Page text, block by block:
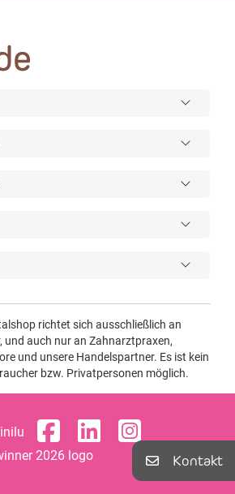
Kontakt
richtet sich ausschließlich an
und auch nur an Zahnarztpraxen,
und unsere Handelspartner. Es ist kein
bzw. Privatpersonen möglich.